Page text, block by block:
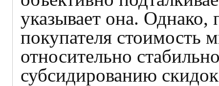
указывает она. Однако,
покупателя стоимость
относительно
субсидированию